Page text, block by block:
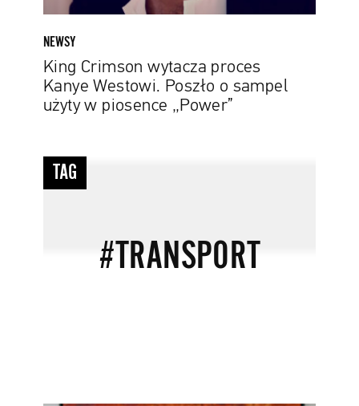
w
piosence
NEWSY
King Crimson wytacza proces
Kanye Westowi. Poszło o sampel
użyty w piosence „Power”
#transport
TAG
#TRANSPORT